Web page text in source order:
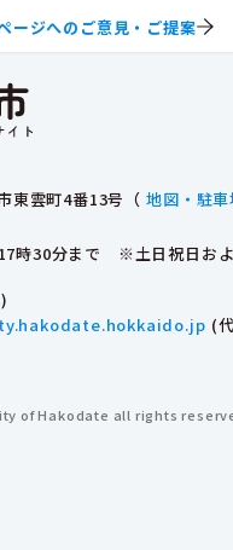
東雲町4番13号（ 地図・駐車
時30分まで ※土日祝日お
(
ージへのご意見・ご提案
of Hakodate all rights